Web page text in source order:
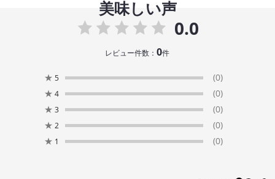
美味しい声
0.0
レビュー件数：0件
★ 5
(0)
★ 4
(0)
★ 3
(0)
★ 2
(0)
★ 1 (0)